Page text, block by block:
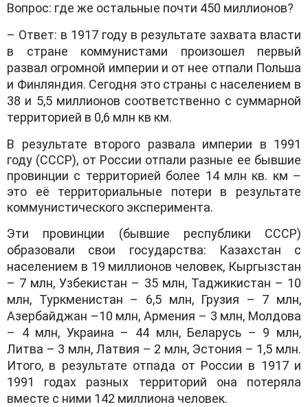
Вопрос: где же остальные почти 450 миллионов?
– Ответ: в 1917 году в результате захвата власти
в стране коммунистами произошел первый
развал огромной империи и от нее отпали Польша
и Финляндия. Сегодня это страны с населением в
38 и 5,5 миллионов соответственно с суммарной
территорией в 0,6 млн кв км.
В результате второго развала империи в 1991
году (СССР), от России отпали разные ее бывшие
провинции с территорией более 14 млн кв. км –
это её территориальные потери в результате
коммунистического эксперимента.
Эти провинции (бывшие республики СССР)
образовали свои государства: Казахстан с
населением в 19 миллионов человек, Кыргызстан
– 7 млн, Узбекистан – 35 млн, Таджикистан – 10
млн, Туркменистан – 6,5 млн, Грузия – 7 млн,
Азербайджан –10 млн, Армения – 3 млн, Молдова
– 4 млн, Украина – 44 млн, Беларусь – 9 млн,
Литва – 3 млн, Латвия – 2 млн, Эстония – 1,5 млн.
Итого, в результате отпада от России в 1917 и
1991 годах разных территорий она потеряла
вместе с ними 142 миллиона человек.